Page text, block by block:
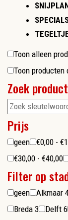
Toon alleen
Toon producten
Zoek
Prijs
geen €0,00 -
€30,00 - €40,00
Filter op
geen Alkmaar
Breda 3 Delft 6